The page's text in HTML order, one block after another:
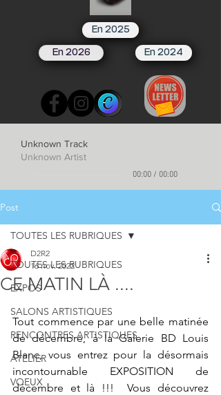
En 2025
En 2026 En 2024
Unknown Track
Unknown Artist
00:00/ 00:00
Post
TOUTES LES RUBRIQUES
EXPOS
SALONS ARTISTIQUES
RENCONTRES ARTISTIQUES
ATELIER
VOEUX
TOUTES LES RUBRIQUES
CE MATIN LÀ ....
D2R2
16 nov. 2022
Tout commence par une belle matinée
de décembre, à la Galerie BD Louis
Blanc, vous entrez pour la désormais
incontournable EXPOSITION de
décembre et là !!!  Vous découvrez